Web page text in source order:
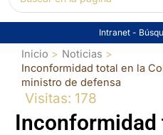
por:
Intranet -
Inicio
Noticias
Inconformidad total en la
ministro de defensa
Visitas: 178
Inconformidad